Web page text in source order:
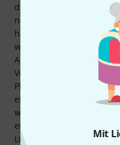
Mit
die Sicherheit, dass die
nicht so leicht bewegen
haben wir eine gute
wird dadurch nicht
Ausgang ankommt,
Verstärkung. Die
Phantomspeisung
ein sehr praktisches
wenn Ihre Konsolen keine
einen „Airhead“ in den
Line-Quelle anschließen,